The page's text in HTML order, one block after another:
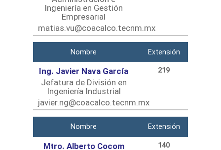
Ingeniería en Gestión
Empresarial
matias.vu@coacalco.tecnm.mx
Nombre Extensión
Ing. Javier Nava García
Jefatura de División en
Ingeniería Industrial
javier.ng@coacalco.tecnm.mx
219
Nombre Extensión
Mtro. Alberto Cocom
140